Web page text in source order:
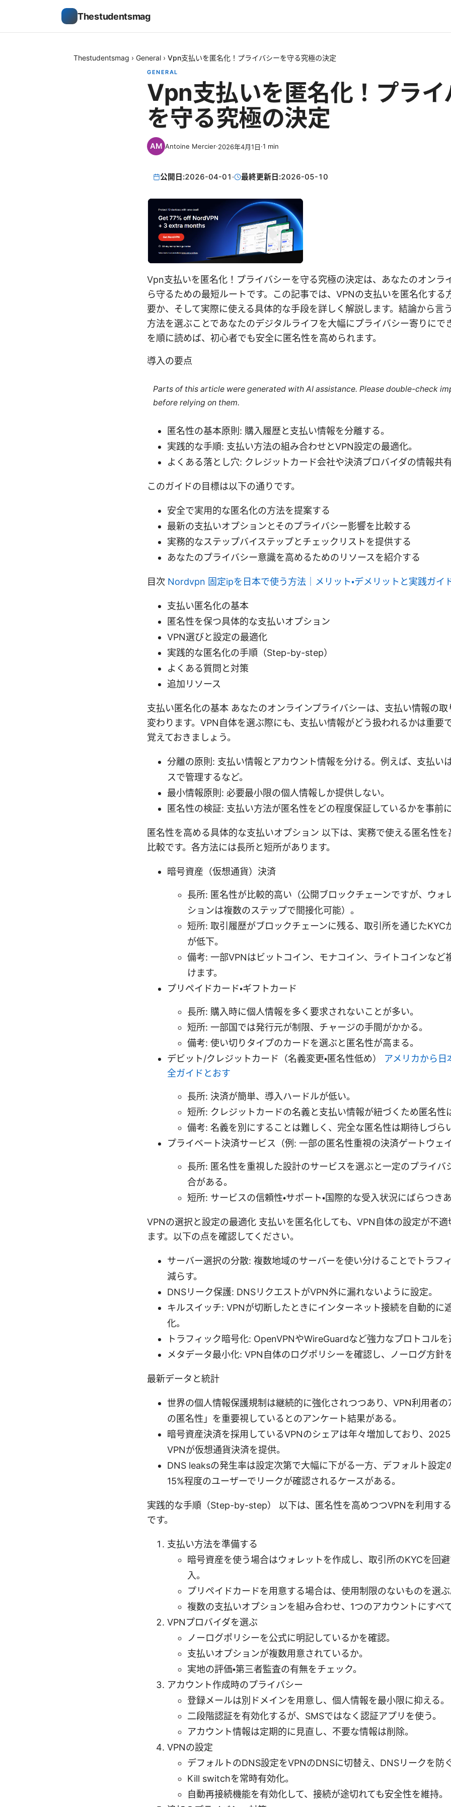
Thestudentsmag
Thestudentsmag › General › Vpn支払いを匿名化！プライバシーを守る究極の決定
GENERAL
Vpn支払いを匿名化！プライ
を守る究極の決定
Antoine Mercier·2026年4月1日·1 min
公開日:2026-04-01 · 最終更新日:2026-05-10
Vpn支払いを匿名化！プライバシーを守る究極の決定は、あなたのオンラ
ら守るための最短ルートです。この記事では、VPNの支払いを匿名化する
要か、そして実際に使える具体的な手段を詳しく解説します。結論から言
方法を選ぶことであなたのデジタルライフを大幅にプライバシー寄りにで
を順に読めば、初心者でも安全に匿名性を高められます。
導入の要点
Parts of this article were generated with AI assistance. Please double-check
before relying on them.
匿名性の基本原則: 購入履歴と支払い情報を分離する。
実践的な手順: 支払い方法の組み合わせとVPN設定の最適化。
よくある落とし穴: クレジットカード会社や決済プロバイダの情報共有
このガイドの目標は以下の通りです。
安全で実用的な匿名化の方法を提案する
最新の支払いオプションとそのプライバシー影響を比較する
実務的なステップバイステップとチェックリストを提供する
あなたのプライバシー意識を高めるためのリソースを紹介する
目次 Nordvpn 固定ipを日本で使う方法｜メリット・デメリットと実践ガイ
支払い匿名化の基本
匿名性を保つ具体的な支払いオプション
VPN選びと設定の最適化
実践的な匿名化の手順（Step-by-step）
よくある質問と対策
追加リソース
支払い匿名化の基本 あなたのオンラインプライバシーは、支払い情報の取
変わります。VPN自体を選ぶ際にも、支払い情報がどう扱われるかは重要
覚えておきましょう。
分離の原則: 支払い情報とアカウント情報を分ける。例えば、支払い
スで管理するなど。
最小情報原則: 必要最小限の個人情報しか提供しない。
匿名性の検証: 支払い方法が匿名性をどの程度保証しているかを事前に
匿名性を高める具体的な支払いオプション 以下は、実務で使える匿名性
比較です。各方法には長所と短所があります。
暗号資産（仮想通貨）決済
長所: 匿名性が比較的高い（公開ブロックチェーンですが、ウォ
ションは複数のステップで間接化可能）。
短所: 取引履歴がブロックチェーンに残る、取引所を通じたKYC
が低下。
備考: 一部VPNはビットコイン、モナコイン、ライトコインなど
けます。
プリペイドカード・ギフトカード
長所: 購入時に個人情報を多く要求されないことが多い。
短所: 一部国では発行元が制限、チャージの手間がかかる。
備考: 使い切りタイプのカードを選ぶと匿名性が高まる。
デビット/クレジットカード（名義変更・匿名性低め） アメリカから
全ガイドとおす
長所: 決済が簡単、導入ハードルが低い。
短所: クレジットカードの名義と支払い情報が紐づくため匿名性
備考: 名義を別にすることは難しく、完全な匿名性は期待しづら
プライベート決済サービス（例: 一部の匿名性重視の決済ゲートウェイ
長所: 匿名性を重視した設計のサービスを選ぶと一定のプライバ
合がある。
短所: サービスの信頼性・サポート・国際的な受入状況にばらつきあ
VPNの選択と設定の最適化 支払いを匿名化しても、VPN自体の設定が不
ます。以下の点を確認してください。
サーバー選択の分散: 複数地域のサーバーを使い分けることでトラフ
減らす。
DNSリーク保護: DNSリクエストがVPN外に漏れないように設定。
キルスイッチ: VPNが切断したときにインターネット接続を自動的に
化。
トラフィック暗号化: OpenVPNやWireGuardなど強力なプロトコルを
メタデータ最小化: VPN自体のログポリシーを確認し、ノーログ方針
最新データと統計
世界の個人情報保護規制は継続的に強化されつつあり、VPN利用者
の匿名性」を重要視しているとのアンケート結果がある。
暗号資産決済を採用しているVPNのシェアは年々増加しており、
VPNが仮想通貨決済を提供。
DNS leaksの発生率は設定次第で大幅に下がる一方、デフォルト設定
15%程度のユーザーでリークが確認されるケースがある。
実践的な手順（Step-by-step） 以下は、匿名性を高めつつVPNを利用す
です。
支払い方法を準備する
暗号資産を使う場合はウォレットを作成し、取引所のKYCを回
入。
プリペイドカードを用意する場合は、使用制限のないものを選ぶ
複数の支払いオプションを組み合わせ、1つのアカウントにすべ
VPNプロバイダを選ぶ
ノーログポリシーを公式に明記しているかを確認。
支払いオプションが複数用意されているか。
実地の評価・第三者監査の有無をチェック。
アカウント作成時のプライバシー
登録メールは別ドメインを用意し、個人情報を最小限に抑える。
二段階認証を有効化するが、SMSではなく認証アプリを使う。
アカウント情報は定期的に見直し、不要な情報は削除。
VPNの設定
デフォルトのDNS設定をVPNのDNSに切替え、DNSリークを防ぐ
Kill switchを常時有効化。
自動再接続機能を有効化して、接続が途切れても安全性を維持。